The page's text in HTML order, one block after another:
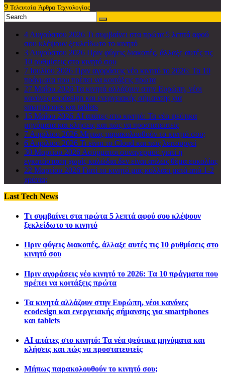
9 Τελευταία Άρθρα Τεχνολογίας
4 Αυγούστου 2026 Τι συμβαίνει στα πρώτα 5 λεπτά αφού
σου κλέψουν ξεκλείδωτο το κινητό
3 Αυγούστου 2026 Πριν φύγεις διακοπές, άλλαξε αυτές τις
10 ρυθμίσεις στο κινητό σου
7 Ιουλίου 2026 Πριν αγοράσεις νέο κινητό το 2026: Τα 10
πράγματα που πρέπει να κοιτάξεις πρώτα
27 Μαΐου 2026 Τα κινητά αλλάζουν στην Ευρώπη, νέοι
κανόνες ecodesign και ενεργειακής σήμανσης για
smartphones και tablets
15 Μαΐου 2026 AI απάτες στο κινητό: Τα νέα ψεύτικα
μηνύματα και κλήσεις και πώς να προστατευτείς
7 Απριλίου 2026 Μήπως παρακολουθούν το κινητό σου;
6 Απριλίου 2026 Τι είναι το Cloud και πώς λειτουργεί
30 Μαρτίου 2026 Ασύρματοι συναγερμοί: γιατί η
εγκατάσταση χωρίς καλώδια δεν είναι απλώς θέμα ευκολίας
22 Μαρτίου 2026 Γιατί το κινητό μας κολλάει μετά από 1-2
χρόνια;
Last Tech News
Τι συμβαίνει στα πρώτα 5 λεπτά αφού σου κλέψουν
ξεκλείδωτο το κινητό
Πριν φύγεις διακοπές, άλλαξε αυτές τις 10 ρυθμίσεις στο
κινητό σου
Πριν αγοράσεις νέο κινητό το 2026: Τα 10 πράγματα που
πρέπει να κοιτάξεις πρώτα
Τα κινητά αλλάζουν στην Ευρώπη, νέοι κανόνες
ecodesign και ενεργειακής σήμανσης για smartphones
και tablets
AI απάτες στο κινητό: Τα νέα ψεύτικα μηνύματα και
κλήσεις και πώς να προστατευτείς
Μήπως παρακολουθούν το κινητό σου;